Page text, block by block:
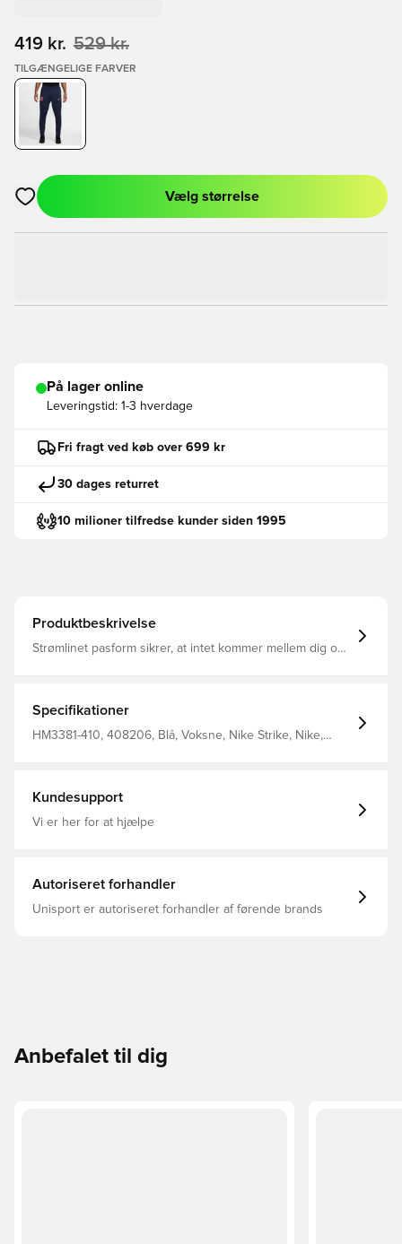
419 kr. 529 kr.
TILGÆNGELIGE FARVER
Åbner en Modal til at logge ind eller tilmelde dig som medlem
Vælg størrelse
På lager online
Leveringstid: 1-3 hverdage
Fri fragt ved køb over 699 kr
30 dages returret
10 milioner tilfredse kunder siden 1995
Produktbeskrivelse
Strømlinet pasform sikrer, at intet kommer mellem dig og
din hud for hurtigere fordampning og hjælper dig med at
Specifikationer
HM3381-410, 408206, Blå, Voksne, Nike Strike, Nike,
Kundesupport
Vi er her for at hjælpe
Autoriseret forhandler
Unisport er autoriseret forhandler af førende brands
Anbefalet til dig